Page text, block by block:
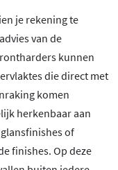
je rekening te
van de
kunnen
die direct met
komen
herkenbaar aan
of
finishes. Op deze